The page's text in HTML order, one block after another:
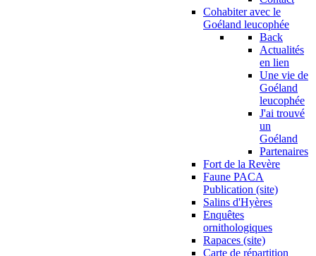
Cohabiter avec le
Goéland leucophée
Back
Actualités
en lien
Une vie de
Goéland
leucophée
J'ai trouvé
un
Goéland
Partenaires
Fort de la Revère
Faune PACA
Publication (site)
Salins d'Hyères
Enquêtes
ornithologiques
Rapaces (site)
Carte de répartition